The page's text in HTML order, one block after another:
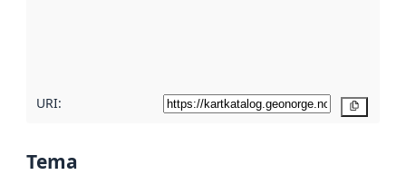
URI:
Tema